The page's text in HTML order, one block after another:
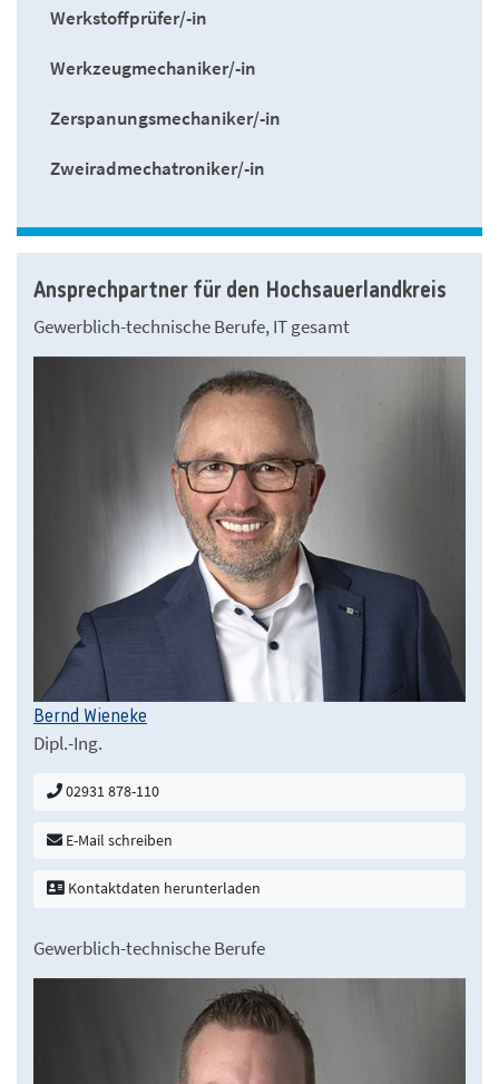
Werkstoffprüfer/-in
Werkzeugmechaniker/-in
Zerspanungsmechaniker/-in
Zweiradmechatroniker/-in
Ansprechpartner für den Hochsauerlandkreis
Gewerblich-technische Berufe, IT gesamt
Bernd Wieneke
Dipl.-Ing.
02931 878-110
E-Mail schreiben
Kontaktdaten herunterladen
Gewerblich-technische Berufe